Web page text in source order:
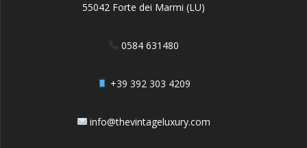
55042 Forte dei Marmi (LU)
0584 631480
+39 392 303 4209
info@thevintageluxury.com